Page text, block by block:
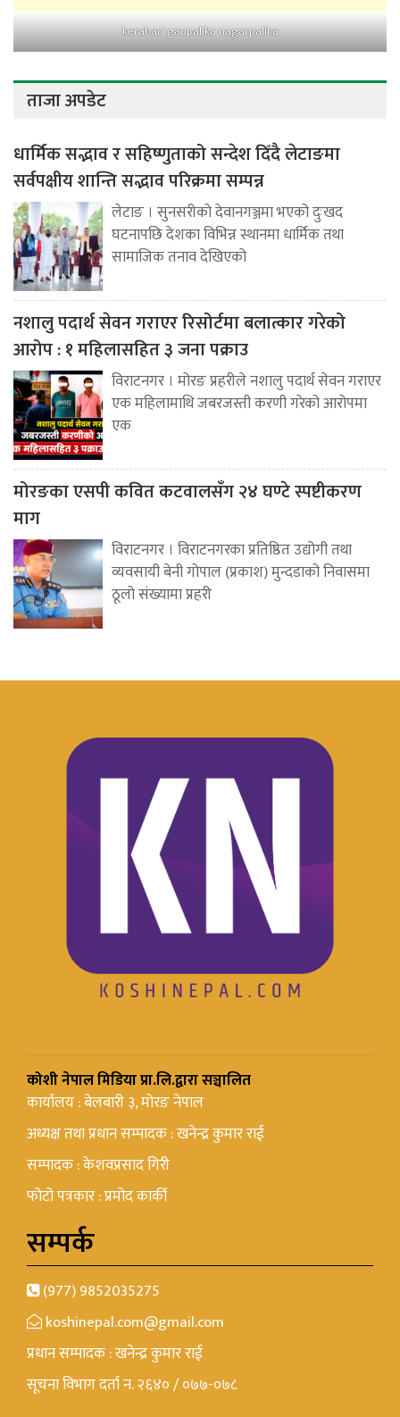
kerabari gaupalika nagarpalika
ताजा अपडेट
धार्मिक सद्भाव र सहिष्णुताको सन्देश दिँदै लेटाङमा
सर्वपक्षीय शान्ति सद्भाव परिक्रमा सम्पन्न
लेटाङ । सुनसरीको देवानगञ्जमा भएको दुःखद
घटनापछि देशका विभिन्न स्थानमा धार्मिक तथा
सामाजिक तनाव देखिएको
नशालु पदार्थ सेवन गराएर रिसोर्टमा बलात्कार गरेको
आरोप : १ महिलासहित ३ जना पक्राउ
विराटनगर । मोरङ प्रहरीले नशालु पदार्थ सेवन गराएर
एक महिलामाथि जबरजस्ती करणी गरेको आरोपमा
एक
मोरङका एसपी कवित कटवालसँग २४ घण्टे स्पष्टीकरण
माग
विराटनगर । विराटनगरका प्रतिष्ठित उद्योगी तथा
व्यवसायी बेनी गोपाल (प्रकाश) मुन्दडाको निवासमा
ठूलो संख्यामा प्रहरी
कोशी नेपाल मिडिया प्रा.लि.द्वारा सञ्चालित
कार्यालय : बेलबारी ३, मोरङ नेपाल
अध्यक्ष तथा प्रधान सम्पादक : खनेन्द्र कुमार राई
सम्पादक : केशवप्रसाद गिरी
फोटो पत्रकार : प्रमोद कार्की
सम्पर्क
(977) 9852035275
koshinepal.com@gmail.com
प्रधान सम्पादक : खनेन्द्र कुमार राई
सूचना विभाग दर्ता न. २६४० / ०७७-०७८